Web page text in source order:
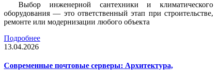
Выбор инженерной сантехники и климатического
оборудования — это ответственный этап при строительстве,
ремонте или модернизации любого объекта
Подробнее
13.04.2026
Современные почтовые серверы: Архитектура,